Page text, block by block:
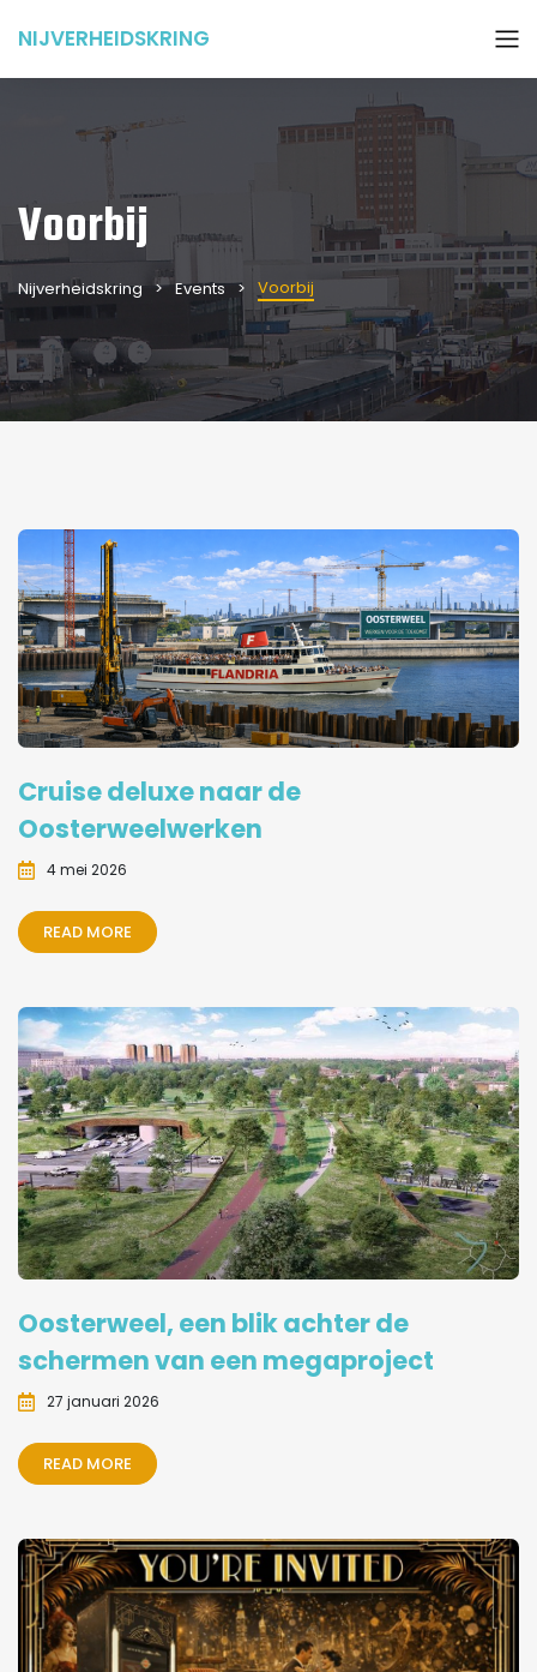
NIJVERHEIDSKRING
Voorbij
Nijverheidskring Events Voorbij
Cruise deluxe naar de
Oosterweelwerken
4 mei 2026
READ MORE
Oosterweel, een blik achter de
schermen van een megaproject
27 januari 2026
READ MORE